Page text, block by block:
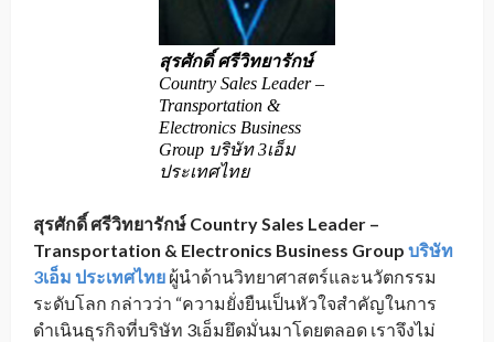
สุรศักดิ์ ศรีวิทยารักษ์
Country Sales Leader –
Transportation &
Electronics Business
Group บริษัท 3เอ็ม
ประเทศไทย
สุรศักดิ์ ศรีวิทยารักษ์ Country Sales Leader –
Transportation & Electronics Business Group บริษัท
3เอ็ม ประเทศไทย ผู้นำด้านวิทยาศาสตร์และนวัตกรรม
ระดับโลก กล่าวว่า “ความยั่งยืนเป็นหัวใจสำคัญในการ
ดำเนินธุรกิจที่บริษัท 3เอ็มยึดมั่นมาโดยตลอด เราจึงไม่